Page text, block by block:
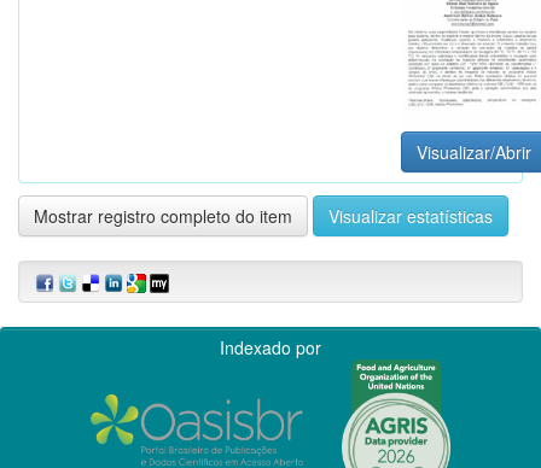
Visualizar/Abrir
Mostrar registro completo do item Visualizar estatísticas
Indexado por